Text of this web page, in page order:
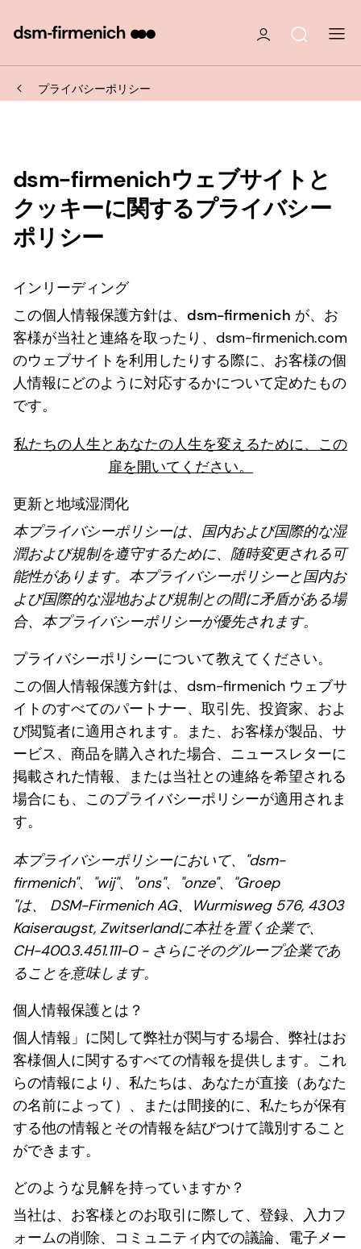
プライバシーポリシー
dsm-firmenichウェブサイトと
クッキーに関するプライバシー
ポリシー
インリーディング
この個人情報保護方針は、 dsm-firmenich が、お
客様が当社と連絡を取ったり、dsm-firmenich.com
のウェブサイトを利用したりする際に、お客様の個
人情報にどのように対応するかについて定めたもの
です。
私たちの人生とあなたの人生を変えるために、この
扉を開いてください。
更新と地域湿潤化
本プライバシーポリシーは、国内および国際的な湿
潤および規制を遵守するために、随時変更される可
能性があります。本プライバシーポリシーと国内お
よび国際的な湿地および規制との間に矛盾がある場
合、本プライバシーポリシーが優先されます。
プライバシーポリシーについて教えてください。
この個人情報保護方針は、dsm-firmenich ウェブサ
イトのすべてのパートナー、取引先、投資家、およ
び閲覧者に適用されます。また、お客様が製品、サ
ービス、商品を購入された場合、ニュースレターに
掲載された情報、または当社との連絡を希望される
場合にも、このプライバシーポリシーが適用されま
す。
本プライバシーポリシーにおいて、"dsm-
firmenich"、"wij"、"ons"、"onze"、"Groep
"は、 DSM-Firmenich AG、Wurmisweg 576, 4303
Kaiseraugst, Zwitserlandに本社を置く企業で、
CH-400.3.451.111-0 - さらにそのグループ企業であ
ることを意味します。
個人情報保護とは？
個人情報」に関して弊社が関与する場合、弊社はお
客様個人に関するすべての情報を提供します。これ
らの情報により、私たちは、あなたが直接（あなた
の名前によって）、または間接的に、私たちが保有
する他の情報とその情報を結びつけて識別すること
ができます。
どのような見解を持っていますか？
当社は、お客様とのお取引に際して、登録、入力フ
ォームの削除、コミュニティ内での議論、電子メー